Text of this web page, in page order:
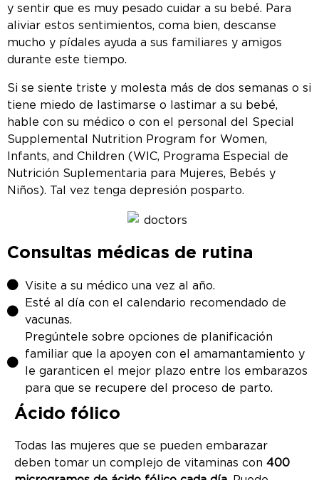
y sentir que es muy pesado cuidar a su bebé. Para
aliviar estos sentimientos, coma bien, descanse
mucho y pídales ayuda a sus familiares y amigos
durante este tiempo.
Si se siente triste y molesta más de dos semanas o si
tiene miedo de lastimarse o lastimar a su bebé,
hable con su médico o con el personal del Special
Supplemental Nutrition Program for Women,
Infants, and Children (WIC, Programa Especial de
Nutrición Suplementaria para Mujeres, Bebés y
Niños). Tal vez tenga depresión posparto.
Consultas médicas de rutina
Visite a su médico una vez al año.
Esté al día con el calendario recomendado de
vacunas.
Pregúntele sobre opciones de planificación
familiar que la apoyen con el amamantamiento y
le garanticen el mejor plazo entre los embarazos
para que se recupere del proceso de parto.
Ácido fólico
Todas las mujeres que se pueden embarazar
deben tomar un complejo de vitaminas con 400